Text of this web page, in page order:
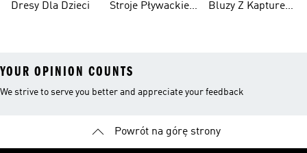
Dresy Dla Dzieci
Stroje Pływackie
Bluzy Z Kapturem
YOUR OPINION COUNTS
We strive to serve you better and appreciate your feedback
Powrót na górę strony